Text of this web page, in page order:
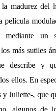
la madurez del
película
mediante un
más sutiles
describe y
ellos. En
y Juliette-, que
algunos de